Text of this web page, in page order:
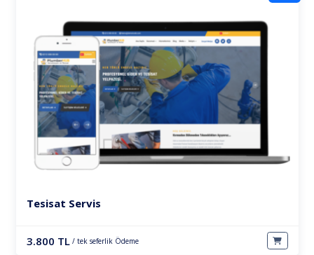
Tesisat Servis
3.800 TL / tek seferlik Ödeme